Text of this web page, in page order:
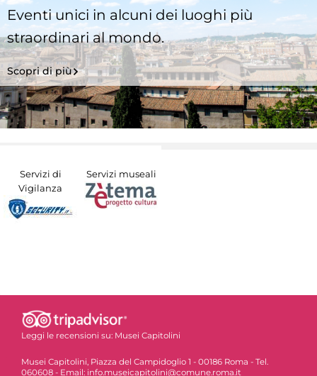
Eventi unici in alcuni dei luoghi più
straordinari al mondo.
Scopri di più
Servizi di
Vigilanza
Servizi museali
Leggi le recensioni su: Musei Capitolini
Musei Capitolini, Piazza del Campidoglio 1 - 00186 Roma - Tel.
060608 - Email: info.museicapitolini@comune.roma.it